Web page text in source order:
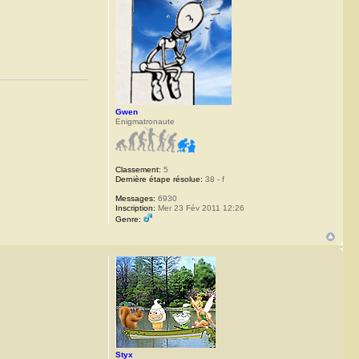
Gwen
Enigmatronaute
Classement: 5
Dernière étape résolue: 38 - f
Messages: 6930
Inscription: Mer 23 Fév 2011 12:26
Genre:
Styx